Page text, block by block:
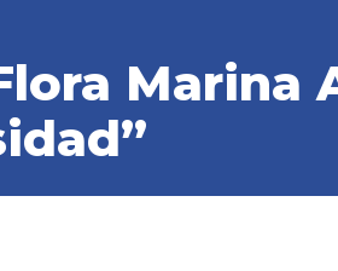
Marina